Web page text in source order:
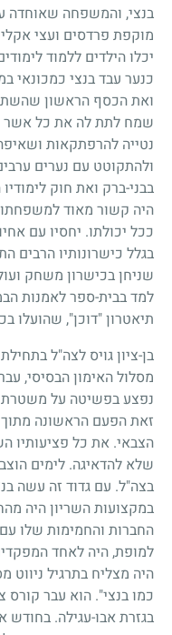
בנצי, והמשפחה שאוחדה
מוקפת פרדסים ועצי
יכלו הילדים ללמוד
כנער עבד בנצי כמכונאי
ואת הכסף הראשון
שמח לתת לה את כל אשר
נטייה להרפתקאות
ולהתקוטט עם נערים
בבני-ברק ואת חוק
היה קשור מאוד
ככל יכולתו. יחסיו עם
בגלל כישרונותיו הרבים
שניחן בכישרון משחק
למד בבית-ספר לאמנות
תיאטרון "דוכן", שהועלו
בן-ציון גויס לצה"ל
מסלול האימון הבסיסי,
נפצע בפשיטה על משטרת
זאת הפעם הראשונה
הצבאי. את כל פציעותיו
שלא להדאיגה. לימים
בצה"ל. עם גדוד זה עשה
במקצועות השריון היה
החברות והחמימות שלו עם
למופת, היה לאחד
היה מצליח בתרגיל ניווט
כמו בנצי". הוא עבר
בגזרת אבו-עגילה. בחודש